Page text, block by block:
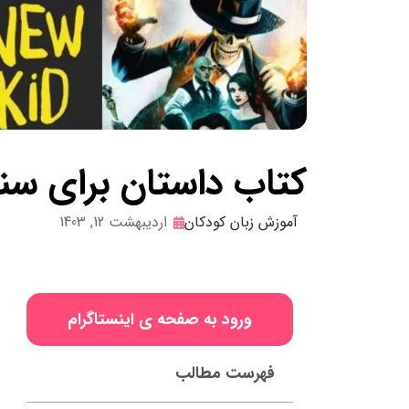
کتاب داستان برای سنین
آموزش زبان کودکان اردیبهشت 12, 1403
ورود به صفحه ی اینستاگرام
فهرست مطالب